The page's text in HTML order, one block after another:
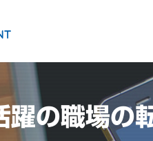
の職場の
Webディレクター
Webプログラマー
ECサイト運営
社員
業界未経験歓迎
第二新卒歓迎
採用枠5名以上
てください。複数ワードは間にス
のワードを含む